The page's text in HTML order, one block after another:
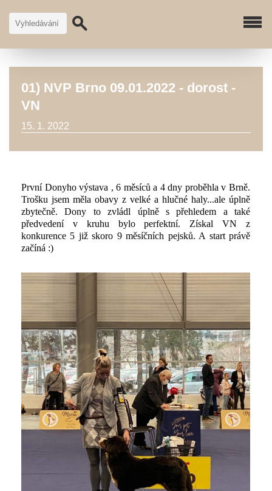
01) NVP Brno 09.01.2022 - dorost -
VN
15. 1. 2022
První Donyho výstava , 6 měsíců a 4 dny proběhla v Brně.
Trošku jsem měla obavy z velké a hlučné haly...ale úplně
zbytečně. Dony to zvládl úplně s přehledem a také
předvedení v kruhu bylo perfektní. Získal VN z
konkurence 5 již skoro 9 měsíčních pejsků. A start právě
začíná :)